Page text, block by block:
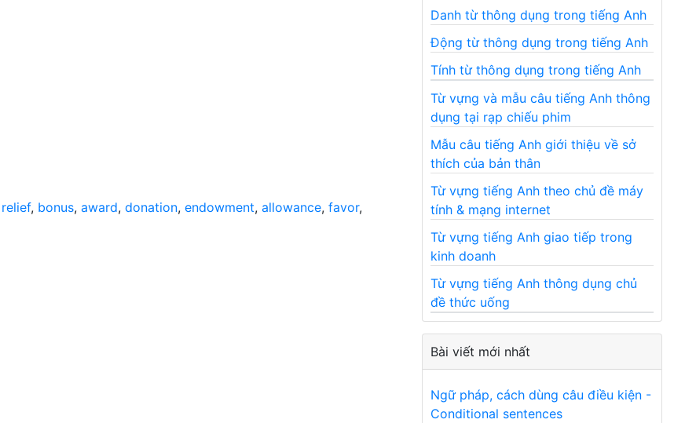
relief, bonus, award, donation, endowment, allowance, favor,
Danh từ thông dụng trong tiếng Anh
Động từ thông dụng trong tiếng Anh
Tính từ thông dụng trong tiếng Anh
Từ vựng và mẫu câu tiếng Anh thông
dụng tại rạp chiếu phim
Mẫu câu tiếng Anh giới thiệu về sở
thích của bản thân
Từ vựng tiếng Anh theo chủ đề máy
tính & mạng internet
Từ vựng tiếng Anh giao tiếp trong
kinh doanh
Từ vựng tiếng Anh thông dụng chủ
đề thức uống
Bài viết mới nhất
Ngữ pháp, cách dùng câu điều kiện -
Conditional sentences